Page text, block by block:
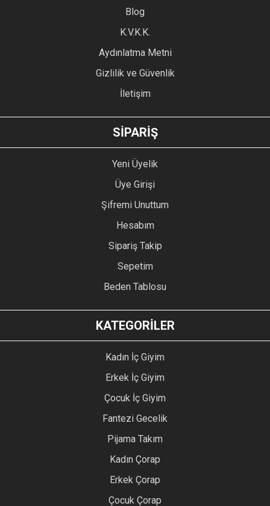
Ürün bilgilerinde hatalar bulunuyor.
Ürün fiyatı diğer sitelerden daha pahalı.
GÖNDER
Blog
K.V.K.K.
Aydınlatma Metni
Gizlilik ve Güvenlik
İletişim
SİPARİŞ
Yeni Üyelik
Üye Girişi
Şifremi Unuttum
Hesabım
Sipariş Takip
Sepetim
Beden Tablosu
KATEGORİLER
Kadın İç Giyim
Erkek İç Giyim
Çocuk İç Giyim
Fantezi Gecelik
Pijama Takım
Kadın Çorap
Erkek Çorap
Çocuk Çorap